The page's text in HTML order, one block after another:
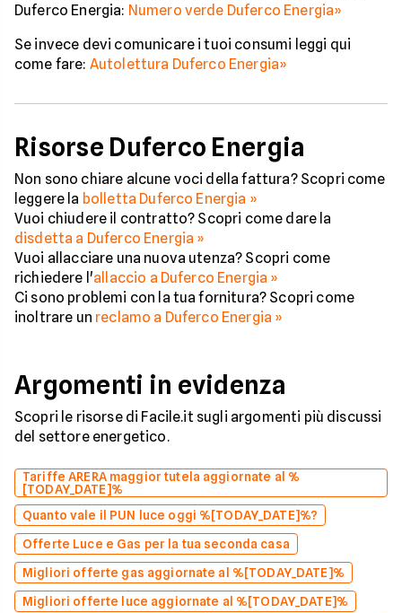
Duferco Energia: Numero verde Duferco Energia»
Se invece devi comunicare i tuoi consumi leggi qui
come fare: Autolettura Duferco Energia»
Risorse Duferco Energia
Non sono chiare alcune voci della fattura? Scopri come
leggere la bolletta Duferco Energia »
Vuoi chiudere il contratto? Scopri come dare la
disdetta a Duferco Energia »
Vuoi allacciare una nuova utenza? Scopri come
richiedere l'allaccio a Duferco Energia »
Ci sono problemi con la tua fornitura? Scopri come
inoltrare un reclamo a Duferco Energia »
Argomenti in evidenza
Scopri le risorse di Facile.it sugli argomenti più discussi
del settore energetico.
Tariffe ARERA maggior tutela aggiornate al %
[TODAY_DATE]%
Quanto vale il PUN luce oggi %[TODAY_DATE]%?
Offerte Luce e Gas per la tua seconda casa
Migliori offerte gas aggiornate al %[TODAY_DATE]%
Migliori offerte luce aggiornate al %[TODAY_DATE]%